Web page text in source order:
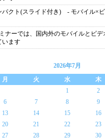
パクト(スライド付き) - モバイル×
ナーでは、国内外のモバイルとビ
います
2026年7月
月 火 水 木
1
2
6 7 8 9
13 14 15 16
20 21 22 23
27 28 29 30